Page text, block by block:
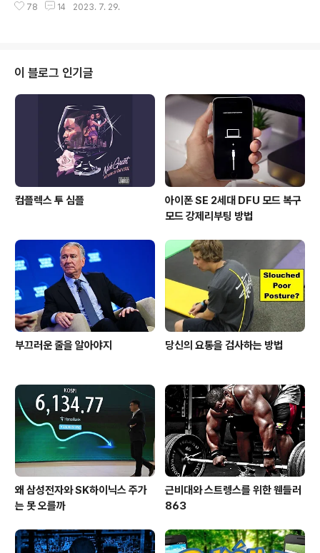
나가 폭락하기 전 처분했다면 정확한 처분 시점 등을 소명
안 내려 갈 것이다"라고 했습니다. "야, 다 25년이네?" 네,
상승했고, (2) 5월 PCE부터 '골디락스' 환경으로 해석될
소지에 '해석의 영역'을 남겼던 '고용비용'도 둔화됐는데요.
중국 경기침체로 빠진 유가 등 비용 감소로 인한 인플레이
션 둔화 효과가 소진되는 가운데 중국 경기부양 리스크, 기
후위기, 러시아 리스크에 따른 원자재..
78 14 2023. 7. 29.
이 블로그 인기글
컴플렉스 투 심플
아이폰 SE 2세대 DFU 모드 복구
모드 강제리부팅 방법
부끄러운 줄을 알아야지 당신의 요통을 검사하는 방법
왜 삼성전자와 SK하이닉스 주가
는 못 오를까
근비대와 스트렝스를 위한 웬들러
863